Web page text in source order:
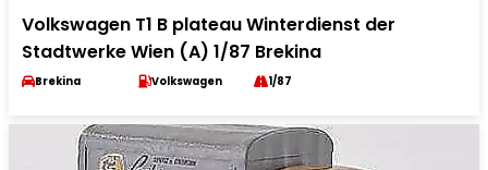
Volkswagen T1 B plateau Winterdienst der
Stadtwerke Wien (A) 1/87 Brekina
Brekina Volkswagen 1/87